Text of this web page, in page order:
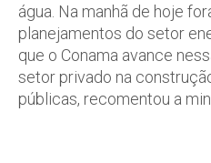
água. Na manhã de hoje
planejamentos do setor
que o Conama avance
setor privado na
públicas, recomentou a